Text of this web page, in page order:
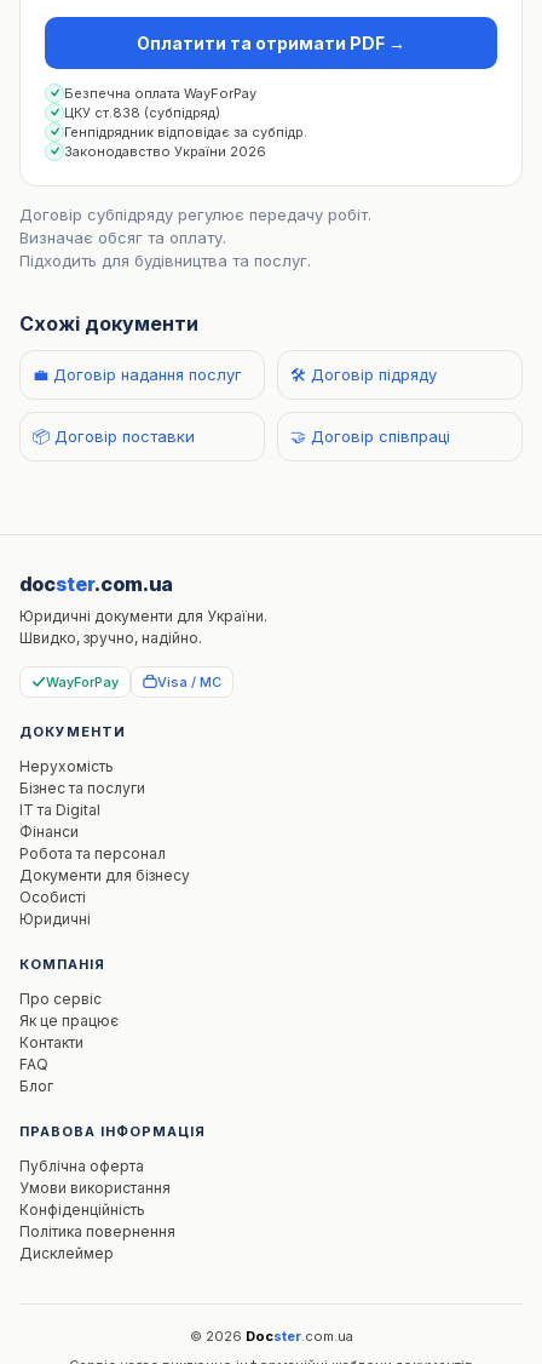
📄
Відкрити PDF
Оплатити та отримати PDF →
Безпечна оплата WayForPay
ЦКУ ст.838 (субпідряд)
Генпідрядник відповідає за субпідр.
Законодавство України 2026
Договір субпідряду регулює передачу робіт.
Визначає обсяг та оплату.
Підходить для будівництва та послуг.
Схожі документи
💼 Договір надання послуг 🛠️ Договір підряду
📦 Договір поставки 🤝 Договір співпраці
docster.com.ua
Юридичні документи для України.
Швидко, зручно, надійно.
WayForPay Visa / MC
ДОКУМЕНТИ
Нерухомість
Бізнес та послуги
IT та Digital
Фінанси
Робота та персонал
Документи для бізнесу
Особисті
Юридичні
КОМПАНІЯ
Про сервіс
Як це працює
Контакти
FAQ
Блог
ПРАВОВА ІНФОРМАЦІЯ
Публічна оферта
Умови використання
Конфіденційність
Політика повернення
Дисклеймер
© 2026 Docster.com.ua